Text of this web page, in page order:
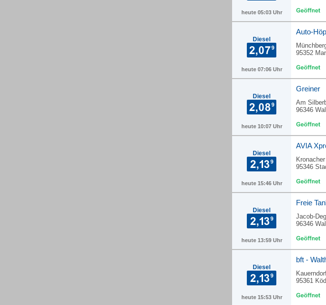
heute 05:03 Uhr
Diesel
heute 07:06 Uhr
Auto-
95352
Diesel
heute 10:07 Uhr
Greiner
Am
96346
Diesel
heute 15:46 Uhr
AVIA
95346
Diesel
heute 13:59 Uhr
Freie
Jacob-
96346
Diesel
heute 15:53 Uhr
bft -
95361